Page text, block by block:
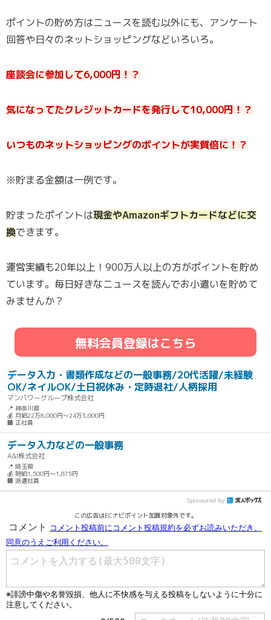
ポイントの貯め方はニュースを読む以外にも、アンケート
回答や日々のネットショッピングなどいろいろ。
座談会に参加して6,000円！？
気になってたクレジットカードを発行して10,000円！？
いつものネットショッピングのポイントが実質倍に！？
※貯まる金額は一例です。
貯まったポイントは現金やAmazonギフトカードなどに交
換できます。
運営実績も20年以上！900万人以上の方がポイントを貯め
ています。毎日好きなニュースを読んでお小遣いを貯めて
みませんか？
無料会員登録はこちら
データ入力・書類作成などの一般事務/20代活躍/未経験
OK/ネイルOK/土日祝休み・定時退社/人柄採用
マンパワーグループ株式会社
📍 神奈川県
💰 月給22万8,000円～24万3,000円
🏢 正社員
データ入力などの一般事務
A&I株式会社
📍 埼玉県
💰 時給1,500円～1,875円
🏢 派遣社員
Sponsored by
この広告はECナビポイント加算対象外です。